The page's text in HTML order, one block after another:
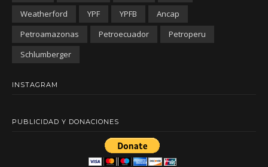
Weatherford
YPF YPFB
Ancap
Petroamazonas
Petroecuador
Petroperu
Schlumberger
INSTAGRAM
PUBLICIDAD Y DONACIONES